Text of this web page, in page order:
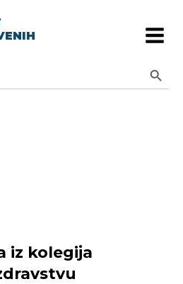
iz kolegija